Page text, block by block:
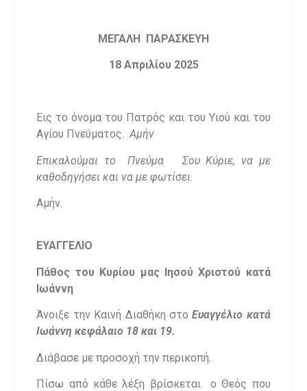
ΜΕΓΑΛΗ ΠΑΡΑΣΚΕΥΗ
18 Απριλίου 2025
Εις το όνομα του Πατρός και του Υιού και του
Αγίου Πνεύματος. Αμήν
Επικαλούμαι το Πνεύμα Σου Κύριε, να με
καθοδηγήσει και να με φωτίσει.
Αμήν.
ΕΥΑΓΓΕΛΙΟ
Πάθος του Κυρίου μας Ιησού Χριστού κατά
Ιωάννη
Άνοιξε την Καινή Διαθήκη στοΕυαγγέλιο κατά
Ιωάννη κεφάλαιο 18 και 19.
Διάβασε με προσοχή την περικοπή.
Πίσω από κάθε λέξη βρίσκεται ο Θεός που